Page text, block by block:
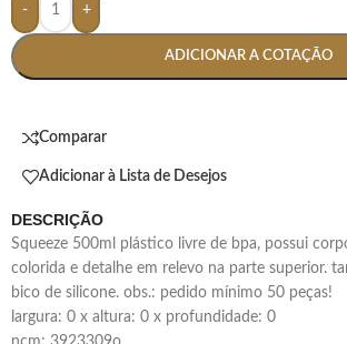
- +
ADICIONAR A COTAÇÃO
Comparar
Adicionar à Lista de Desejos
DESCRIÇÃO
squeeze 500ml plástico livre de bpa, possui corpo branco com tampa
colorida e detalhe em relevo na parte superior.
bico de silicone. obs.: pedido mínimo 50 peças!
largura: 0 x altura: 0 x profundidade: 0